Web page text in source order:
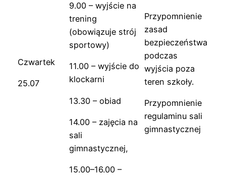
Czwartek
25.07
9.00 – wyjście na
trening
(obowiązuje strój
sportowy)
11.00 – wyjście do
klockarni
13.30 – obiad
14.00 – zajęcia na
sali
gimnastycznej,
15.00–16.00 –
Przypomnienie
zasad
bezpieczeństwa
podczas
wyjścia poza
teren szkoły.
Przypomnienie
regulaminu sali
gimnastycznej